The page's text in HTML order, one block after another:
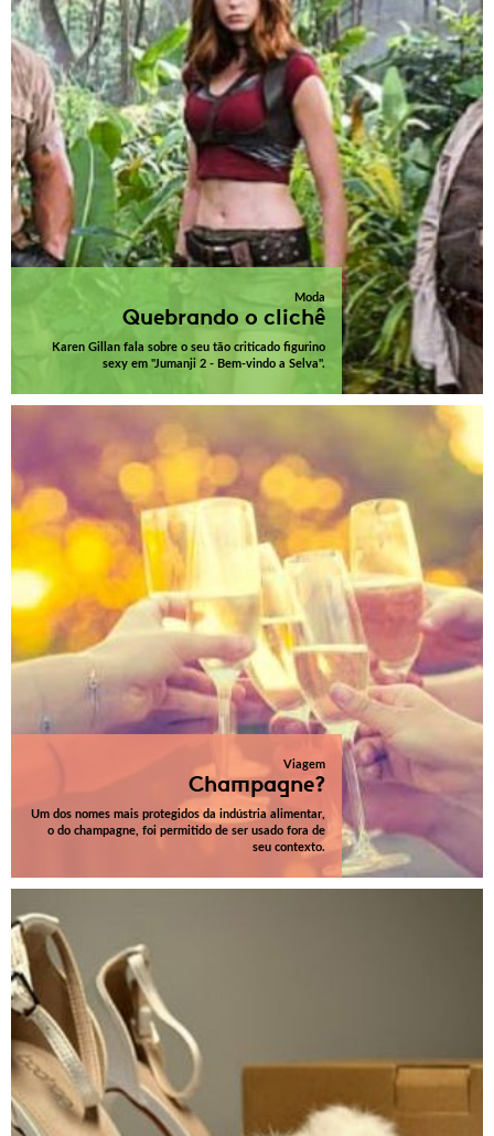
Moda
Quebrando o clichê
Karen Gillan fala sobre o seu tão criticado figurino
sexy em "Jumanji 2 - Bem-vindo a Selva".
Viagem
Champagne?
Um dos nomes mais protegidos da indústria alimentar,
o do champagne, foi permitido de ser usado fora de
seu contexto.